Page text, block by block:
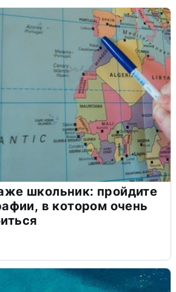
школьник: пройдите
в котором очень